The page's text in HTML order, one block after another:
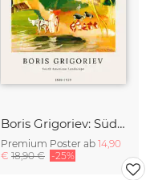
Boris Grigoriev: Südamerikanische Landschaft
Premium Poster ab 14,90
€ 18,90 € -25%